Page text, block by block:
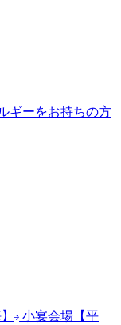
ギーをお持ちの方
小宴会場【平